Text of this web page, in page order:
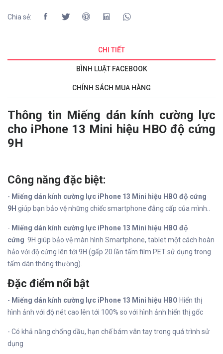
Chia sẻ:
CHI TIẾT
BÌNH LUẬT FACEBOOK
CHÍNH SÁCH MUA HÀNG
Thông tin Miếng dán kính cường lực
cho iPhone 13 Mini hiệu HBO độ cứng
9H
Công năng đặc biệt:
- Miếng dán kính cường lực iPhone 13 Mini hiệu HBO độ cứng
9H giúp bạn bảo vệ những chiếc smartphone đẳng cấp của mình..
- Miếng dán kính cường lực iPhone 13 Mini hiệu HBO độ
cứng 9H giúp bảo vệ màn hình Smartphone, tablet một cách hoàn
hảo với độ cứng lên tới 9H (gấp 20 lần tấm film PET sử dụng trong
tấm dán thông thường).
Đặc điểm nổi bật
- Miếng dán kính cường lực iPhone 13 Mini hiệu HBO Hiển thị
hình ảnh với độ nét cao lên tới 100% so với hình ảnh hiển thị gốc
- Có khả năng chống dầu, hạn chế bám vân tay trong quá trình sử
dụng